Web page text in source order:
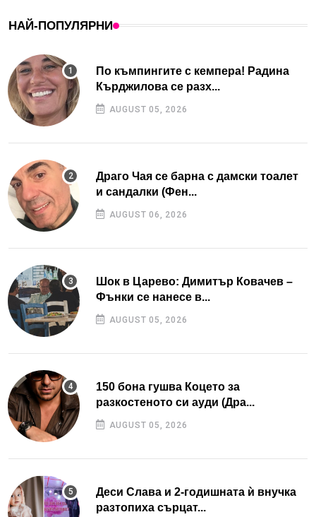
НАЙ-ПОПУЛЯРНИ
По къмпингите с кемпера! Радина
Кърджилова се разх...
AUGUST 05, 2026
Драго Чая се барна с дамски тоалет
и сандалки (Фен...
AUGUST 06, 2026
Шок в Царево: Димитър Ковачев –
Фънки се нанесе в...
AUGUST 05, 2026
150 бона гушва Коцето за
разкостеното си ауди (Дра...
AUGUST 05, 2026
Деси Слава и 2-годишната ѝ внучка
разтопиха сърцат...